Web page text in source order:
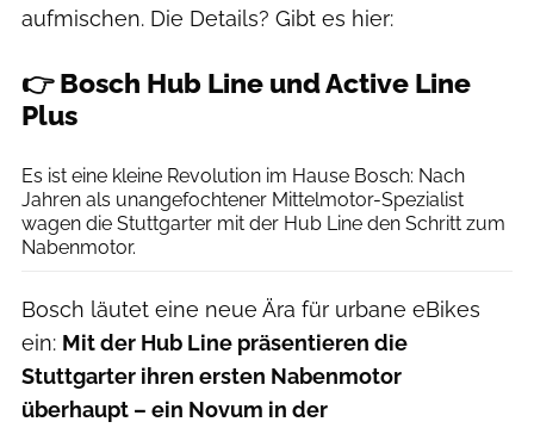
aufmischen. Die Details? Gibt es hier:
👉 Bosch Hub Line und Active Line
Plus
Es ist eine kleine Revolution im Hause Bosch: Nach
Jahren als unangefochtener Mittelmotor-Spezialist
wagen die Stuttgarter mit der Hub Line den Schritt zum
Nabenmotor.
Bosch läutet eine neue Ära für urbane eBikes
ein: Mit der Hub Line präsentieren die
Stuttgarter ihren ersten Nabenmotor
überhaupt – ein Novum in der